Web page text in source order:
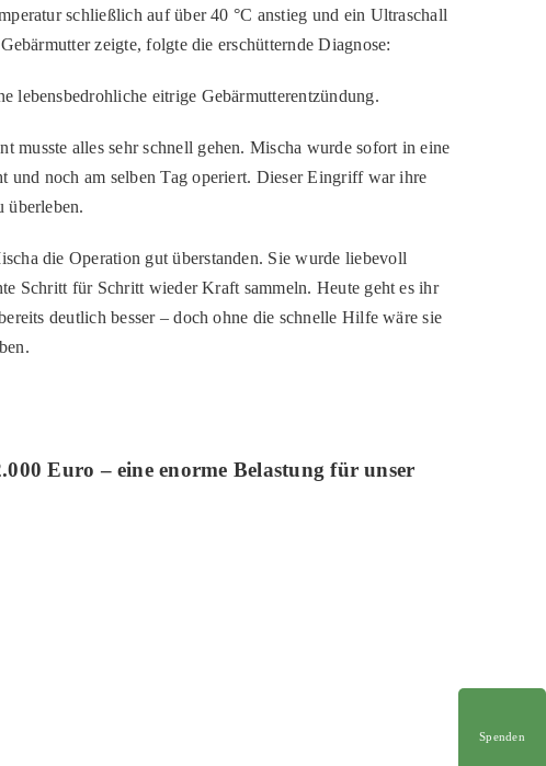
Spenden
schließlich aufüber 40 °C anstieg und ein Ultraschall
zeigte, folgte die erschütternde Diagnose:
lebensbedrohliche eitrige Gebärmutterentzündung.
musste alles sehr schnell gehen. Mischa wurde sofort in eine
und noch am selben Tag operiert. Dieser Eingriff war ihre
überleben.
die Operation gut überstanden. Sie wurde liebevoll
Schritt für Schritt wieder Kraft sammeln. Heute geht es ihr
deutlich besser – doch ohne die schnelle Hilfe wäre sie
Euro – eine enorme Belastung für unser